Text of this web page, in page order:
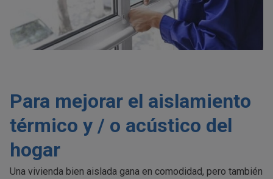
Para mejorar el aislamiento
térmico y / o acústico del
hogar
Una vivienda bien aislada gana en comodidad, pero también